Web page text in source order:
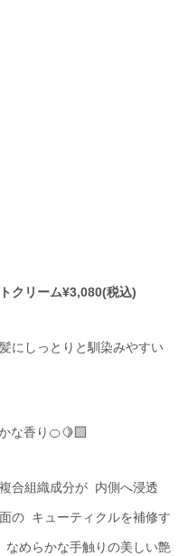
¥3,080(税込)
にしっとりと馴染みやすい
な香り🍊🍋‍🟩
合組織成分が 内側へ浸透
の キューティクルを補修す
なめらかな手触りの美しい艶